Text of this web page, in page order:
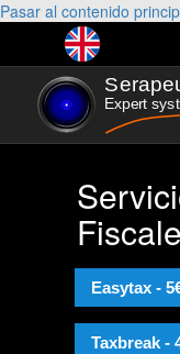
Pasar al contenido
Easytax -
Taxbreak -